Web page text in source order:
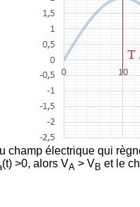
champ électrique qui
(t) >0, alors VA > VB et le